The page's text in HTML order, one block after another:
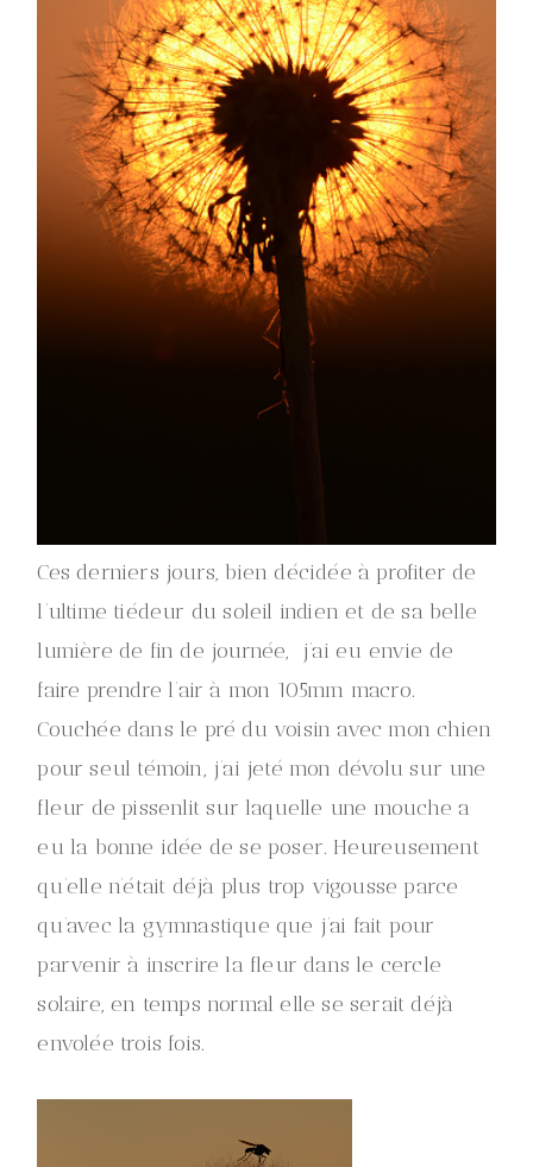
Ces derniers jours, bien décidée à profiter de
l’ultime tiédeur du soleil indien et de sa belle
lumière de fin de journée, j’ai eu envie de
faire prendre l’air à mon 105mm macro.
Couchée dans le pré du voisin avec mon chien
pour seul témoin, j’ai jeté mon dévolu sur une
fleur de pissenlit sur laquelle une mouche a
eu la bonne idée de se poser. Heureusement
qu’elle n’était déjà plus trop vigousse parce
qu’avec la gymnastique que j’ai fait pour
parvenir à inscrire la fleur dans le cercle
solaire, en temps normal elle se serait déjà
envolée trois fois.